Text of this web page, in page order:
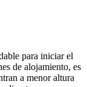
para iniciar el
de alojamiento, es
a menor altura